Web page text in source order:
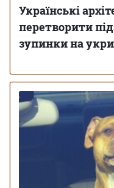
Українські
перетворити
зупинки на